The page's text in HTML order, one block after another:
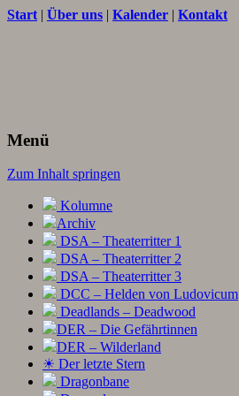
Start | Über uns | Kalender | Kontakt
Menü
Zum Inhalt springen
Kolumne
Archiv
DSA – Theaterritter 1
DSA – Theaterritter 2
DSA – Theaterritter 3
DCC – Helden von Ludovicum
Deadlands – Deadwood
DER – Die Gefährtinnen
DER – Wilderland
☀ Der letzte Stern
Dragonbane